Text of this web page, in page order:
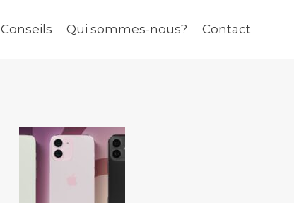
Conseils Qui sommes-nous? Contact